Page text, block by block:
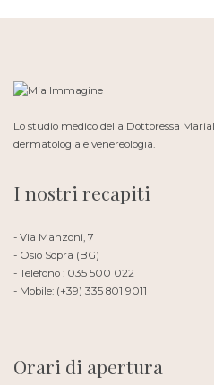
Lo studio medico della Dottoressa
dermatologia e venereologia.
I nostri recapiti
- Via Manzoni, 7
- Osio Sopra (BG)
- Telefono : 035 500 022
- Mobile: (+39) 335 801 9011
Orari di apertura